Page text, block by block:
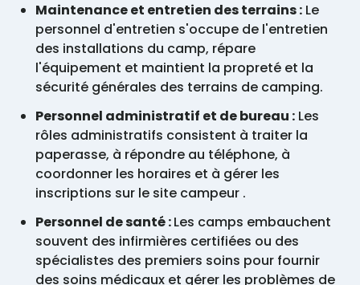
Maintenance et entretien des terrains : Le
personnel d'entretien s'occupe de l'entretien
des installations du camp, répare
l'équipement et maintient la propreté et la
sécurité générales des terrains de camping.
Personnel administratif et de bureau : Les
rôles administratifs consistent à traiter la
paperasse, à répondre au téléphone, à
coordonner les horaires et à gérer les
inscriptions sur le site campeur .
Personnel de santé :Les camps embauchent
souvent des infirmières certifiées ou des
spécialistes des premiers soins pour fournir
des soins médicaux et gérer les problèmes de